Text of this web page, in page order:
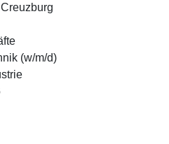
(w/m/d)